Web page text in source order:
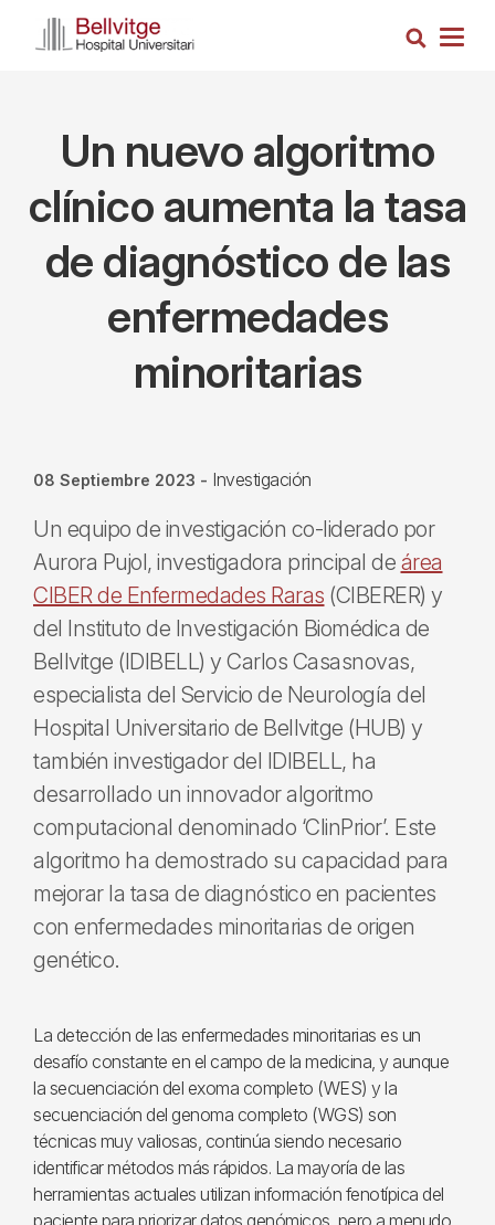
Busca
Un nuevo algoritmo
clínico aumenta la tasa
de diagnóstico de las
enfermedades
minoritarias
08 Septiembre 2023 - Investigación
Un equipo de investigación co-liderado por
Aurora Pujol, investigadora principal de área
CIBER de Enfermedades Raras (CIBERER) y
del Instituto de Investigación Biomédica de
Bellvitge (IDIBELL) y Carlos Casasnovas,
especialista del Servicio de Neurología del
Hospital Universitario de Bellvitge (HUB) y
también investigador del IDIBELL, ha
desarrollado un innovador algoritmo
computacional denominado ‘ClinPrior’. Este
algoritmo ha demostrado su capacidad para
mejorar la tasa de diagnóstico en pacientes
con enfermedades minoritarias de origen
genético.
La detección de las enfermedades minoritarias es un
desafío constante en el campo de la medicina, y aunque
la secuenciación del exoma completo (WES) y la
secuenciación del genoma completo (WGS) son
técnicas muy valiosas, continúa siendo necesario
identificar métodos más rápidos. La mayoría de las
herramientas actuales utilizan información fenotípica del
paciente para priorizar datos genómicos, pero a menudo